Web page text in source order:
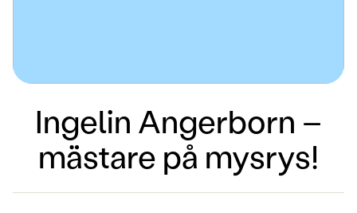
Ingelin Angerborn –
mästare på mysrys!